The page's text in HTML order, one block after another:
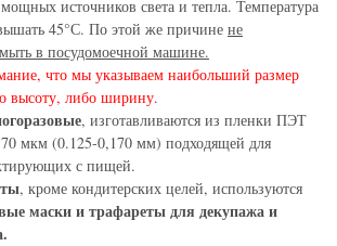
источников света и тепла. Температура
45°С. По этой же причине не
в посудомоечной машине.
что мы указываем наибольший размер
высоту, либо ширину.
, изготавливаются из пленки ПЭТ
мкм (0.125-0,170 мм) подходящей для
с пищей.
, кроме кондитерских целей, используются
маски и трафареты для декупажа и